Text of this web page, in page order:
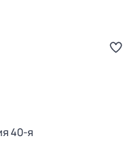
40-я